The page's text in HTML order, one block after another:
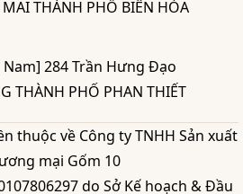
THÀNH PHỐ BIÊN HÒA
284 Trần Hưng Đạo
THÀNH PHỐ PHAN THIẾT
thuộc về Công ty TNHH Sản xuất
mại Gốm 10
do Sở Kế hoạch & Đầu